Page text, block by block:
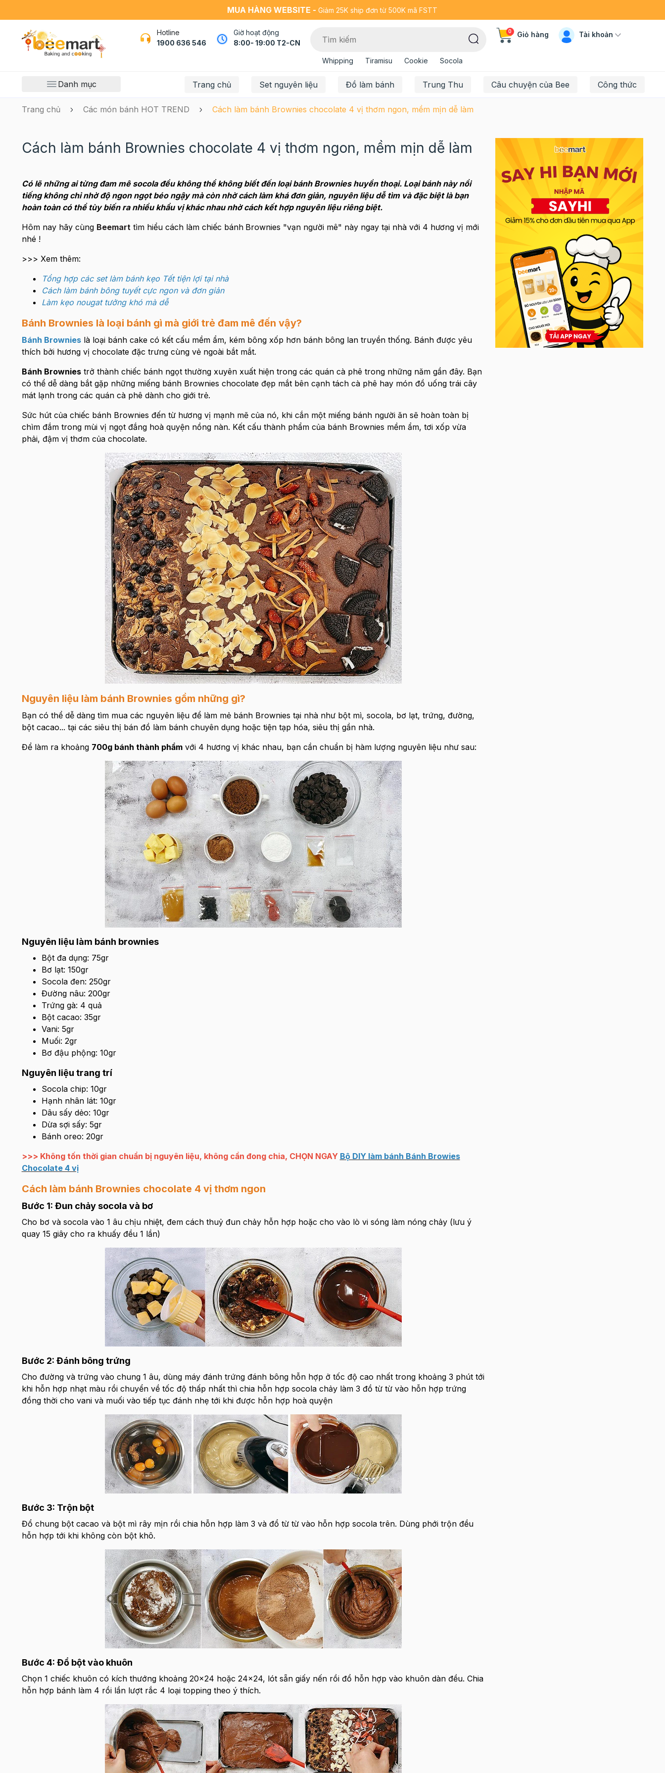
MUA HÀNG WEBSITE - Giảm 25K ship đơn từ 500K mã FSTT
Hotline
1900 636 546
Giờ hoạt động
8:00- 19:00 T2-CN
Whipping Tiramisu Cookie Socola
0 Giỏ hàng Tài khoản
Danh mục Trang chủ Set nguyên liệu Đồ làm bánh Trung Thu Câu chuyện của Bee Công thức
Trang chủ Các món bánh HOT TREND Cách làm bánh Brownies chocolate 4 vị thơm ngon, mềm mịn dễ làm
Cách làm bánh Brownies chocolate 4 vị thơm ngon, mềm mịn dễ làm
Có lẽ những ai từng đam mê socola đều không thể không biết đến loại bánh Brownies huyền thoại. Loại bánh này nổi
tiếng không chỉ nhờ độ ngon ngọt béo ngậy mà còn nhờ cách làm khá đơn giản, nguyên liệu dễ tìm và đặc biệt là bạn
hoàn toàn có thể tùy biến ra nhiều khẩu vị khác nhau nhờ cách kết hợp nguyên liệu riêng biệt.
Hôm nay hãy cùng Beemarttìm hiểu cách làm chiếc bánh Brownies "vạn người mê" này ngay tại nhà với 4 hương vị mới
nhé !
>>> Xem thêm:
Tổng hợp các set làm bánh kẹo Tết tiện lợi tại nhà
Cách làm bánh bông tuyết cực ngon và đơn giản
Làm kẹo nougat tưởng khó mà dễ
Bánh Brownies là loại bánh gì mà giới trẻ đam mê đến vậy?
Bánh Brownies là loại bánh cake có kết cấu mềm ẩm, kém bông xốp hơn bánh bông lan truyền thống. Bánh được yêu
thích bởi hương vị chocolate đặc trưng cùng vẻ ngoài bắt mắt.
Bánh Browniestrở thành chiếc bánh ngọt thường xuyên xuất hiện trong các quán cà phê trong những năm gần đây. Bạn
có thể dễ dàng bắt gặp những miếng bánh Brownies chocolate đẹp mắt bên cạnh tách cà phê hay món đồ uống trái cây
mát lạnh trong các quán cà phê dành cho giới trẻ.
Sức hút của chiếc bánh Brownies đến từ hương vị mạnh mẽ của nó, khi cắn một miếng bánh người ăn sẽ hoàn toàn bị
chìm đắm trong mùi vị ngọt đắng hoà quyện nồng nàn. Kết cấu thành phẩm của bánh Brownies mềm ẩm, tơi xốp vừa
phải, đậm vị thơm của chocolate.
Nguyên liệu làm bánh Brownies gồm những gì?
Bạn có thể dễ dàng tìm mua các nguyên liệu để làm mẻ bánh Brownies tại nhà như bột mì, socola, bơ lạt, trứng, đường,
bột cacao... tại các siêu thị bán đồ làm bánh chuyên dụng hoặc tiện tạp hóa, siêu thị gần nhà.
Để làm ra khoảng 700g bánh thành phẩmvới 4 hương vị khác nhau, bạn cần chuẩn bị hàm lượng nguyên liệu như sau:
Nguyên liệu làm bánh brownies
Bột đa dụng: 75gr
Bơ lạt: 150gr
Socola đen: 250gr
Đường nâu: 200gr
Trứng gà: 4 quả
Bột cacao: 35gr
Vani: 5gr
Muối: 2gr
Bơ đậu phộng: 10gr
Nguyên liệu trang trí
Socola chip: 10gr
Hạnh nhân lát: 10gr
Dâu sấy dẻo: 10gr
Dừa sợi sấy: 5gr
Bánh oreo: 20gr
>>> Không tốn thời gian chuẩn bị nguyên liệu, không cần đong chia, CHỌN NGAY Bộ DIY làm bánh Bánh Browies
Chocolate 4 vị
Cách làm bánh Brownies chocolate 4 vị thơm ngon
Bước 1: Đun chảy socola và bơ
Cho bơ và socola vào 1 âu chịu nhiệt, đem cách thuỷ đun chảy hỗn hợp hoặc cho vào lò vi sóng làm nóng chảy (lưu ý
quay 15 giây cho ra khuấy đều 1 lần)
Bước 2: Đánh bông trứng
Cho đường và trứng vào chung 1 âu, dùng máy đánh trứng đánh bông hỗn hợp ở tốc độ cao nhất trong khoảng 3 phút tới
khi hỗn hợp nhạt màu rồi chuyển về tốc độ thấp nhất thì chia hỗn hợp socola chảy làm 3 đồ từ từ vào hỗn hợp trứng
đồng thời cho vani và muối vào tiếp tục đánh nhẹ tới khi được hỗn hợp hoà quyện
Bước 3: Trộn bột
Đổ chung bột cacao và bột mì rây mịn rồi chia hỗn hợp làm 3 và đổ từ từ vào hỗn hợp socola trên. Dùng phới trộn đều
hỗn hợp tới khi không còn bột khô.
Bước 4: Đổ bột vào khuôn
Chọn 1 chiếc khuôn có kích thướng khoảng 20x24 hoặc 24x24, lót sẵn giấy nến rồi đổ hỗn hợp vào khuôn dàn đều. Chia
hỗn hợp bánh làm 4 rồi lần lượt rắc 4 loại topping theo ý thích.